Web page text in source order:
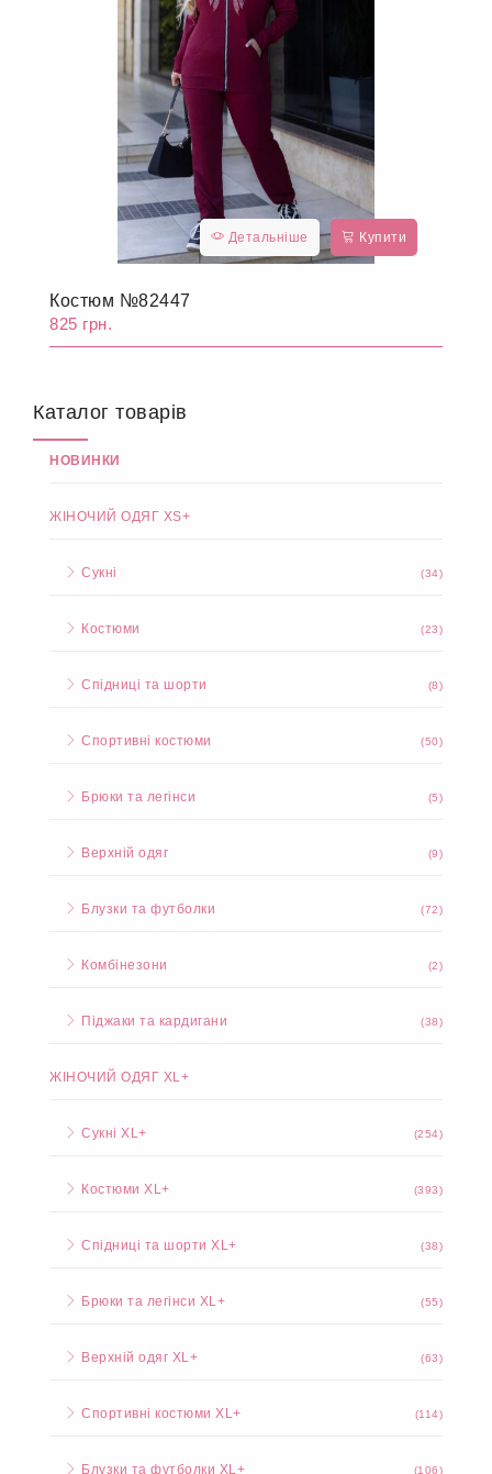
Детальніше Купити
Костюм №82447
825 грн.
Каталог товарів
НОВИНКИ
ЖІНОЧИЙ ОДЯГ XS+
Сукні (34)
Костюми (23)
Спідниці та шорти (8)
Спортивні костюми (50)
Брюки та легінси (5)
Верхній одяг (9)
Блузки та футболки (72)
Комбінезони (2)
Піджаки та кардигани (38)
ЖІНОЧИЙ ОДЯГ XL+
Сукні XL+ (254)
Костюми XL+ (393)
Спідниці та шорти XL+ (38)
Брюки та легінси XL+ (55)
Верхній одяг XL+ (63)
Спортивні костюми XL+ (114)
Блузки та футболки XL+ (106)